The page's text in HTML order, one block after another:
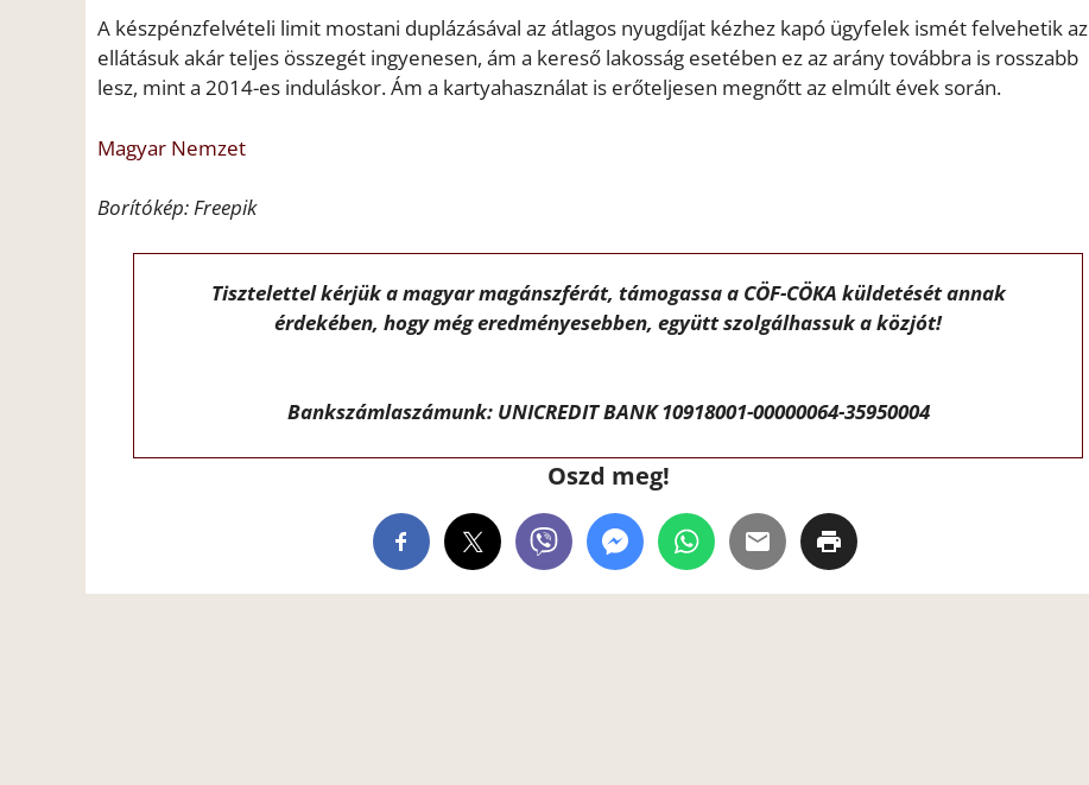
A készpénzfelvételi limit mostani duplázásával az átlagos nyugdíjat kézhez kapó ügyfelek ismét felvehetik az
ellátásuk akár teljes összegét ingyenesen, ám a kereső lakosság esetében ez az arány továbbra is rosszabb
lesz, mint a 2014-es induláskor. Ám a kartyahasználat is erőteljesen megnőtt az elmúlt évek során.
Magyar Nemzet
Borítókép: Freepik
Tisztelettel kérjük a magyar magánszférát, támogassa a CÖF-CÖKA küldetését annak
érdekében, hogy még eredményesebben, együtt szolgálhassuk a közjót!
Bankszámlaszámunk: UNICREDIT BANK 10918001-00000064-35950004
Oszd meg!